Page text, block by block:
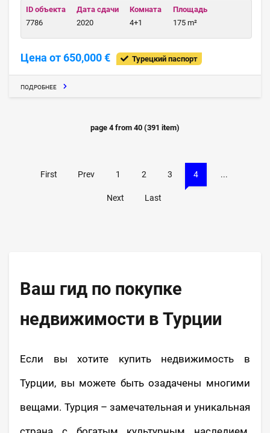
ID объекта
7786
Дата сдачи
2020
Комната
4+1
Площадь
175 m²
Цена от 650,000 € Турецкий паспорт
ПОДРОБНЕЕ
page 4from 40 (391 item)
First Prev 1 2 3 4 ...
Next Last
Ваш гид по покупке
недвижимости в Турции
Если вы хотите купить недвижимость в
Турции, вы можете быть озадачены многими
вещами. Турция – замечательная и уникальная